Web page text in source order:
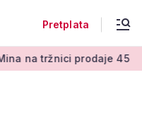
Pretplata
na tržnici prodaje 45